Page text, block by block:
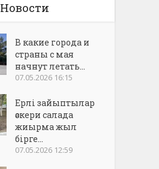
Новости
В какие города и
страны с мая
начнут летать...
07.05.2026 16:15
Ерлі зайыптылар
әскери салада
жиырма жыл
бірге...
07.05.2026 12:59